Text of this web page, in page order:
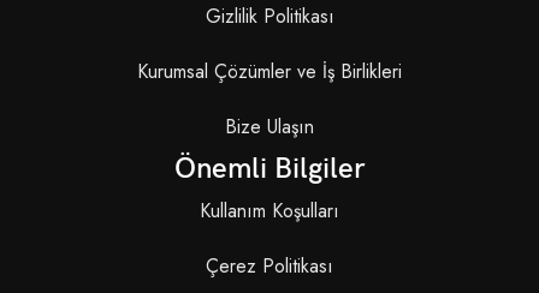
Gizlilik Politikası
Kurumsal Çözümler ve İş Birlikleri
Bize Ulaşın
Önemli Bilgiler
Kullanım Koşulları
Çerez Politikası